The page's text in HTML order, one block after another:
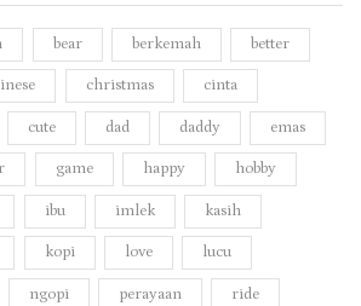
bear berkemah better
christmas cinta
cute dad daddy emas
game happy hobby
ibu imlek kasih
kopi love lucu
ngopi perayaan ride